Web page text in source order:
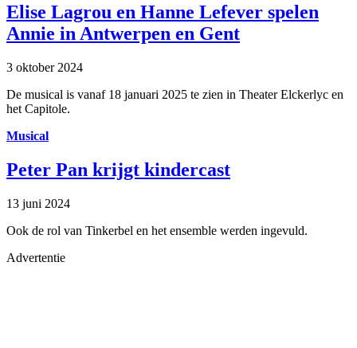
Elise Lagrou en Hanne Lefever spelen
Annie in Antwerpen en Gent
3 oktober 2024
De musical is vanaf 18 januari 2025 te zien in Theater Elckerlyc en
het Capitole.
Musical
Peter Pan krijgt kindercast
13 juni 2024
Ook de rol van Tinkerbel en het ensemble werden ingevuld.
Advertentie